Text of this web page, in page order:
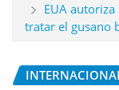
EUA
tratar el gusano